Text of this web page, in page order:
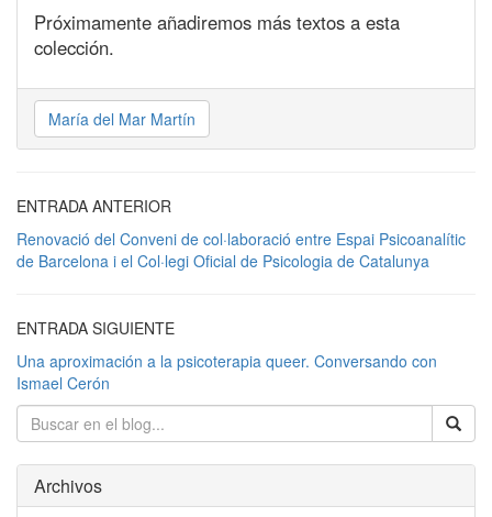
Próximamente añadiremos más textos a esta
colección.
María del Mar Martín
ENTRADA ANTERIOR
Renovació del Conveni de col·laboració entre Espai Psicoanalític
de Barcelona i el Col·legi Oficial de Psicologia de Catalunya
ENTRADA SIGUIENTE
Una aproximación a la psicoterapia queer. Conversando con
Ismael Cerón
Archivos